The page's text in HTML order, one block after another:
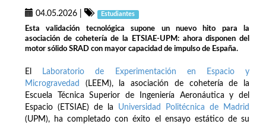
04.05.2026 Estudiantes
Esta validación tecnológica supone un nuevo hito para la
asociación de cohetería de la ETSIAE-UPM: ahora disponen del
motor sólido SRAD con mayor capacidad de impulso de España.
El
Laboratorio de Experimentación en Espacio y
Microgravedad
(LEEM), la asociación de cohetería de la
Escuela Técnica Superior de Ingeniería Aeronáutica y del
Espacio (ETSIAE) de la Universidad Politécnica de Madrid
(UPM), ha completado con éxito el ensayo estático de su